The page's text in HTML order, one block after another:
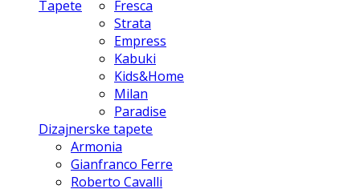
Tapete
Fresca
Strata
Empress
Kabuki
Kids&Home
Milan
Paradise
Dizajnerske tapete
Armonia
Gianfranco Ferre
Roberto Cavalli